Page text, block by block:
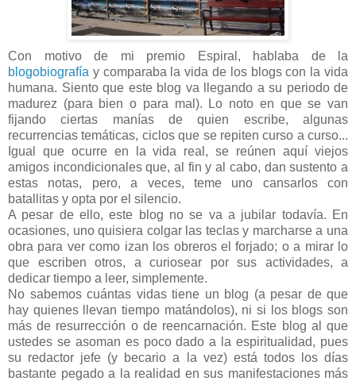
Con motivo de mi premio Espiral, hablaba de la
blogobiografía y comparaba la vida de los blogs con la vida
humana. Siento que este blog va llegando a su periodo de
madurez (para bien o para mal). Lo noto en que se van
fijando ciertas manías de quien escribe, algunas
recurrencias temáticas, ciclos que se repiten curso a curso...
Igual que ocurre en la vida real, se reúnen aquí viejos
amigos incondicionales que, al fin y al cabo, dan sustento a
estas notas, pero, a veces, teme uno cansarlos con
batallitas y opta por el silencio.
A pesar de ello, este blog no se va a jubilar todavía. En
ocasiones, uno quisiera colgar las teclas y marcharse a una
obra para ver como izan los obreros el forjado; o a mirar lo
que escriben otros, a curiosear por sus actividades, a
dedicar tiempo a leer, simplemente.
No sabemos cuántas vidas tiene un blog (a pesar de que
hay quienes llevan tiempo matándolos), ni si los blogs son
más de resurrección o de reencarnación. Este blog al que
ustedes se asoman es poco dado a la espiritualidad, pues
su redactor jefe (y becario a la vez) está todos los días
bastante pegado a la realidad en sus manifestaciones más